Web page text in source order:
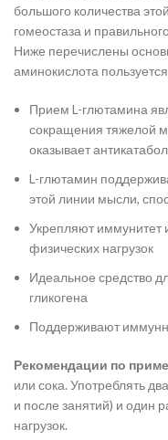
большого количества
гомеостаза и
Ниже перечислены
аминокислота
Прием L-глютамина
сокращения тяжелой
оказывает
L-глютамин
этой линии мысли,
Укрепляют иммунитет
физических нагрузок
Идеальное средство
гликогена
Поддерживают
Рекомендации по
или сока. Употреблять
и после занятий) и один
нагрузок.